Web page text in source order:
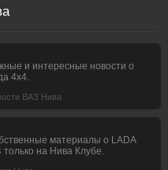
и интересные новости о
4х4.
ВАЗ Нива
материалы о LADA
только на Нива Клубе.